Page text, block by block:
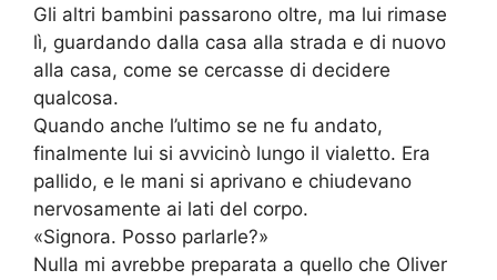
Gli altri bambini passarono oltre, ma lui rimase
lì, guardando dalla casa alla strada e di nuovo
alla casa, come se cercasse di decidere
qualcosa.
Quando anche l’ultimo se ne fu andato,
finalmente lui si avvicinò lungo il vialetto. Era
pallido, e le mani si aprivano e chiudevano
nervosamente ai lati del corpo.
«Signora. Posso parlarle?»
Nulla mi avrebbe preparata a quello che Oliver